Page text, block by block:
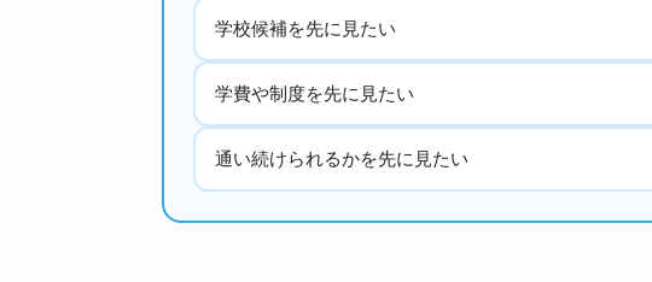
学校候補を先に見たい
学費や制度を先に見たい
通い続けられるかを先に見たい